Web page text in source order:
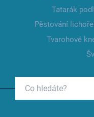
Tatarák
Pěstování
Tvarohové